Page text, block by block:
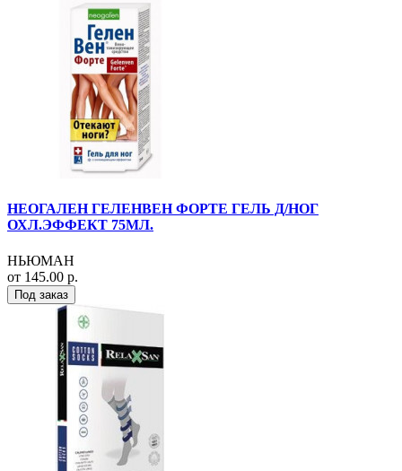
НЕОГАЛЕН ГЕЛЕНВЕН ФОРТЕ ГЕЛЬ Д/НОГ
ОХЛ.ЭФФЕКТ 75МЛ.
НЬЮМАН
от 145.00 р.
Под заказ